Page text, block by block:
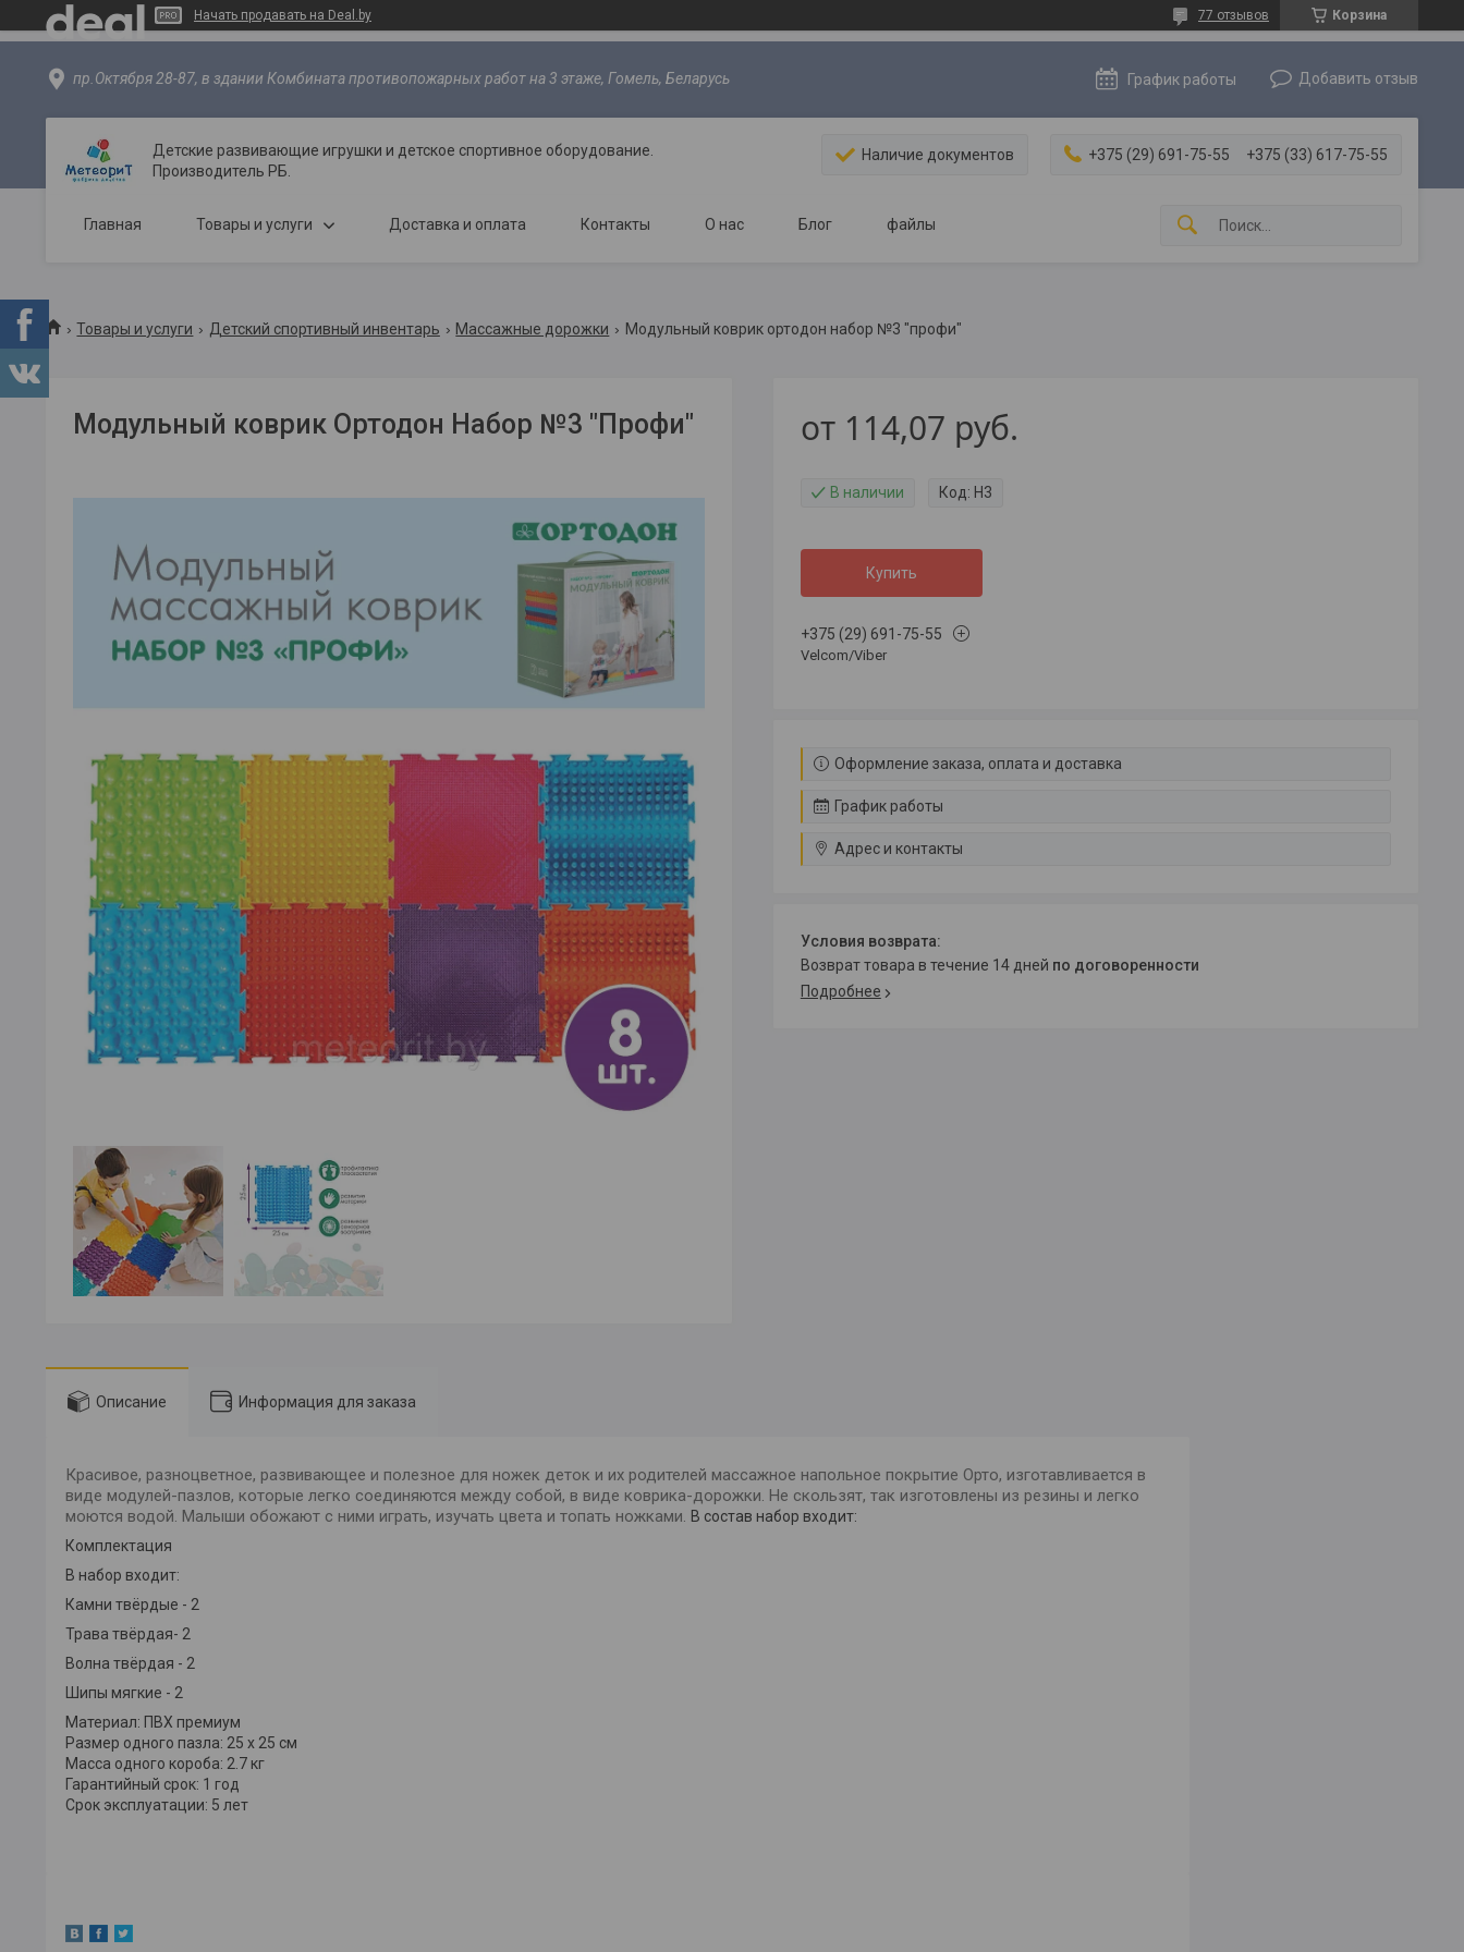
Начать продавать на Deal.by Корзина
77 отзывов
пр.Октября 28-87, в здании Комбината противопожарных работ на 3 этаже, Гомель, Беларусь График работы Добавить отзыв
Детские развивающие игрушки и детское спортивное оборудование.
Производитель РБ.
Наличие документов +375 (29) 691-75-55 +375 (33) 617-75-55
Главная Товары и услуги Доставка и оплата Контакты О нас Блог файлы
Товары и услуги Детский спортивный инвентарь Массажные дорожки Модульный коврик ортодон набор №3 "профи"
Модульный коврик Ортодон Набор №3 "Профи" от 114,07 руб.
В наличии Код: Н3
Купить
+375 (29) 691-75-55
Velcom/Viber
Оформление заказа, оплата и доставка
График работы
Адрес и контакты
возврат товара в течение 14 дней по договоренности
Подробнее
Описание Информация для заказа
Красивое, разноцветное, развивающее и полезное для ножек деток и их родителей массажное напольное покрытие Орто, изготавливается в
виде модулей-пазлов, которые легко соединяются между собой, в виде коврика-дорожки. Не скользят, так изготовлены из резины и легко
моются водой. Малыши обожают с ними играть, изучать цвета и топать ножками. В состав набор входит:
Комплектация
В набор входит:
Камни твёрдые - 2
Трава твёрдая- 2
Волна твёрдая - 2
Шипы мягкие - 2
Материал: ПВХ премиум
Размер одного пазла: 25 х 25 см
Масса одного короба: 2.7 кг
Гарантийный срок: 1 год
Срок эксплуатации: 5 лет